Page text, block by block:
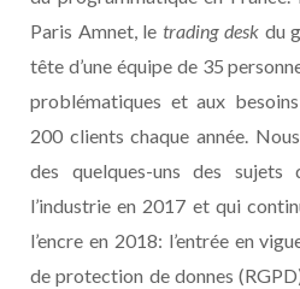
Paris Amnet, letrading deskdu
tête d’une équipe de 35
problématiques et aux besoins
200 clients chaque année.
des quelques-uns des
l’industrie en 2017 et qui
l’encre en 2018: l’entrée en
de protection de donnes